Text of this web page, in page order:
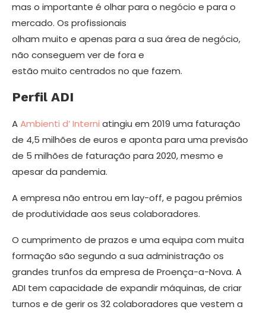
mas o impor­tante é olhar para o negócio e para o
mercado. Os profissionais
olham mui­to e apenas para a sua área de negócio,
não conseguem ver de fora e
estão mui­to centrados no que fazem.
Perfil ADI
AAmbienti d’ Interni atingiu em 2019 uma faturação
de 4,5 milhões de euros e aponta para uma previsão
de 5 milhões de faturação para 2020, mesmo e
apesar da pandemia.
A empresa não entrou em lay-off, e pagou prémios
de produtividade aos seus colaboradores.
O cumprimento de prazos e uma equipa com muita
formação são segundo a sua administração os
grandes trunfos da empresa de Proença-a-Nova. A
ADI tem capacidade de expandir máquinas, de criar
turnos e de gerir os 32 colaboradores que vestem a